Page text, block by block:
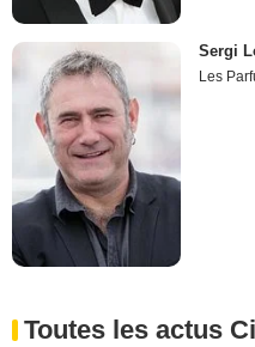
Sergi
Les
Toutes les actus